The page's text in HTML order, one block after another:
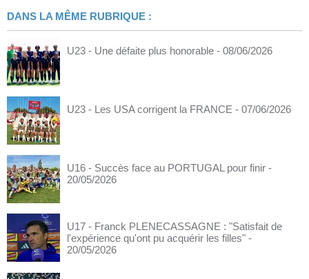
DANS LA MÊME RUBRIQUE :
U23 - Une défaite plus honorable - 08/06/2026
U23 - Les USA corrigent la FRANCE - 07/06/2026
U16 - Succès face au PORTUGAL pour finir -
20/05/2026
U17 - Franck PLENECASSAGNE : "Satisfait de
l'expérience qu'ont pu acquérir les filles" -
20/05/2026